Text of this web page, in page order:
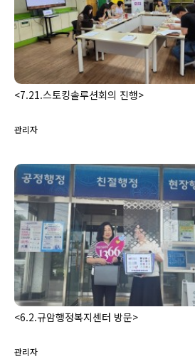
<7.21.스토킹솔루션회의 진행>
관리자
<6.2.규암행정복지센터 방문>
관리자